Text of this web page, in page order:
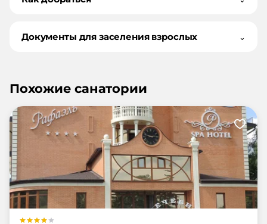
Документы для заселения взрослых ⌄
Похожие санатории